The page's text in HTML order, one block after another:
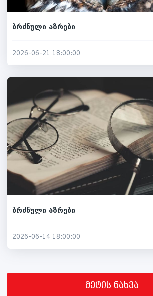
ბრძნული აზრები
2026-06-21 18:00:00
ბრძნული აზრები
2026-06-14 18:00:00
მეტის ნახვა